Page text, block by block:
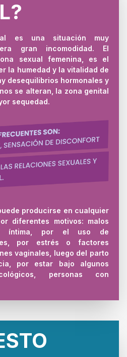
es una situación muy
gran incomodidad. El
sexual femenina, es el
la humedad y la vitalidad de
desequilibrios hormonales y
se alteran, la zona genital
sequedad.
producirse en cualquier
diferentes motivos: malos
íntima, por el uso de
por estrés o factores
vaginales, luego del parto
por estar bajo algunos
personas con